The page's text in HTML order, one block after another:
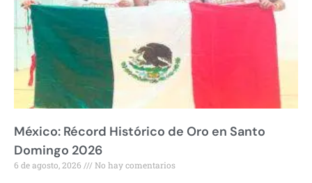
México: Récord Histórico de Oro en Santo
Domingo 2026
6 de agosto, 2026 No hay comentarios